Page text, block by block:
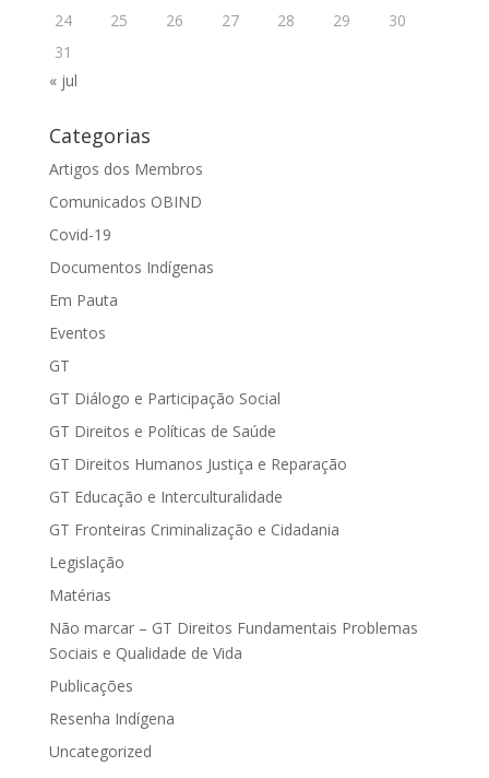
24
25 26 27 28 29
30
31
« jul
Categorias
Artigos dos Membros
Comunicados OBIND
Covid-19
Documentos Indígenas
Em Pauta
Eventos
GT
GT Diálogo e Participação Social
GT Direitos e Políticas de Saúde
GT Direitos Humanos Justiça e Reparação
GT Educação e Interculturalidade
GT Fronteiras Criminalização e Cidadania
Legislação
Matérias
Não marcar – GT Direitos Fundamentais Problemas
Sociais e Qualidade de Vida
Publicações
Resenha Indígena
Uncategorized